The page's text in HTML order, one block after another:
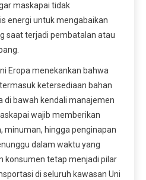
maskapai tidak
energi untuk mengabaikan
saat terjadi pembatalan atau
Eropa menekankan bahwa
ketersediaan bahan
di bawah kendali manajemen
wajib memberikan
minuman, hingga penginapan
dalam waktu yang
konsumen tetap menjadi pilar
di seluruh kawasan Uni